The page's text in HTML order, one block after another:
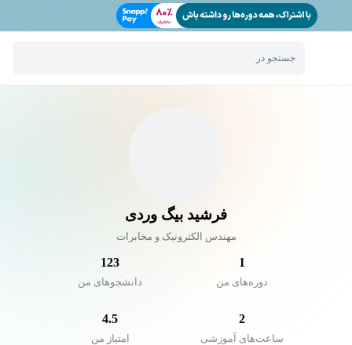
جستجو در
فرشید بیگ وردی
مهندس الکترونیک و مخابرات
1
دوره‌های من
123
دانشجو‌های من
2
ساعت‌های آموزشی
4.5
امتیاز من